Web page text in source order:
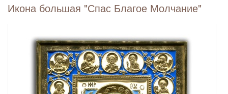
Икона большая "Спас Благое Молчание"